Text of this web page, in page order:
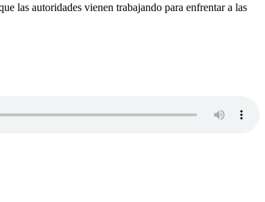
las autoridades vienen trabajando para enfrentar a las